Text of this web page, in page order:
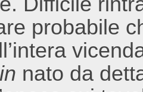
probabile
nato da